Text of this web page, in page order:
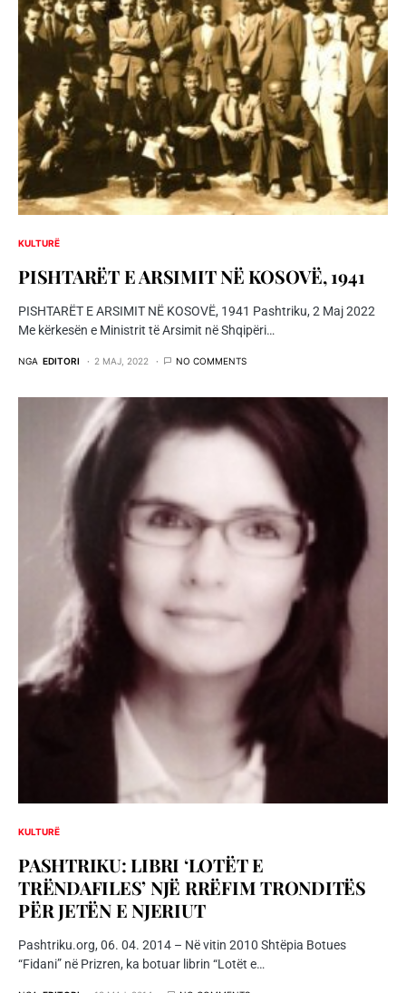
KULTURË
PISHTARËT E ARSIMIT NË KOSOVË, 1941
PISHTARËT E ARSIMIT NË KOSOVË, 1941 Pashtriku, 2 Maj 2022
Me kërkesën e Ministrit të Arsimit në Shqipëri…
NGA EDITORI 2 MAJ, 2022 NO COMMENTS
KULTURË
PASHTRIKU: LIBRI ‘LOTËT E
TRËNDAFILES’ NJË RRËFIM TRONDITËS
PËR JETËN E NJERIUT
Pashtriku.org, 06. 04. 2014 – Në vitin 2010 Shtëpia Botues
“Fidani” në Prizren, ka botuar librin “Lotët e…